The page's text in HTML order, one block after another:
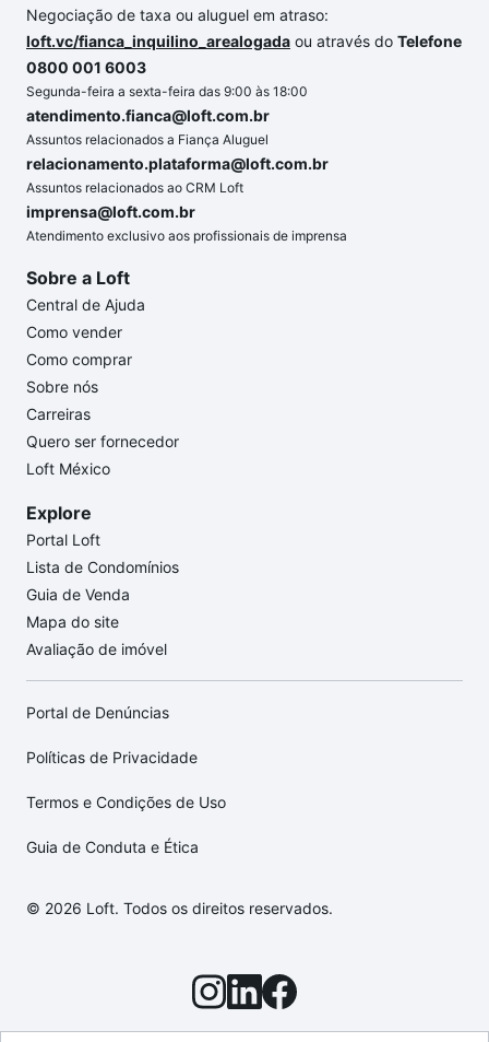
Negociação de taxa ou aluguel em atraso:
loft.vc/fianca_inquilino_arealogada ou através do Telefone
0800 001 6003
Segunda-feira a sexta-feira das 9:00 às 18:00
atendimento.fianca@loft.com.br
Assuntos relacionados a Fiança Aluguel
relacionamento.plataforma@loft.com.br
Assuntos relacionados ao CRM Loft
imprensa@loft.com.br
Atendimento exclusivo aos profissionais de imprensa
Sobre a Loft
Central de Ajuda
Como vender
Como comprar
Sobre nós
Carreiras
Quero ser fornecedor
Loft México
Explore
Portal Loft
Lista de Condomínios
Guia de Venda
Mapa do site
Avaliação de imóvel
Portal de Denúncias
Políticas de Privacidade
Termos e Condições de Uso
Guia de Conduta e Ética
© 2026 Loft. Todos os direitos reservados.